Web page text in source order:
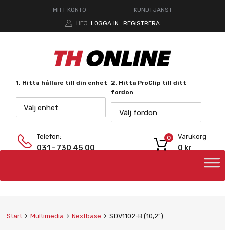
MITT KONTO
KUNDTJÄNST
HEJ. LOGGA IN REGISTRERA
1. Hitta hållare till din enhet
Välj enhet
2. Hitta ProClip till ditt
fordon
Välj fordon
Telefon:
031 - 730 45 00
Varukorg
0 kr
0
Start Multimedia Nextbase SDV1102-B (10,2")